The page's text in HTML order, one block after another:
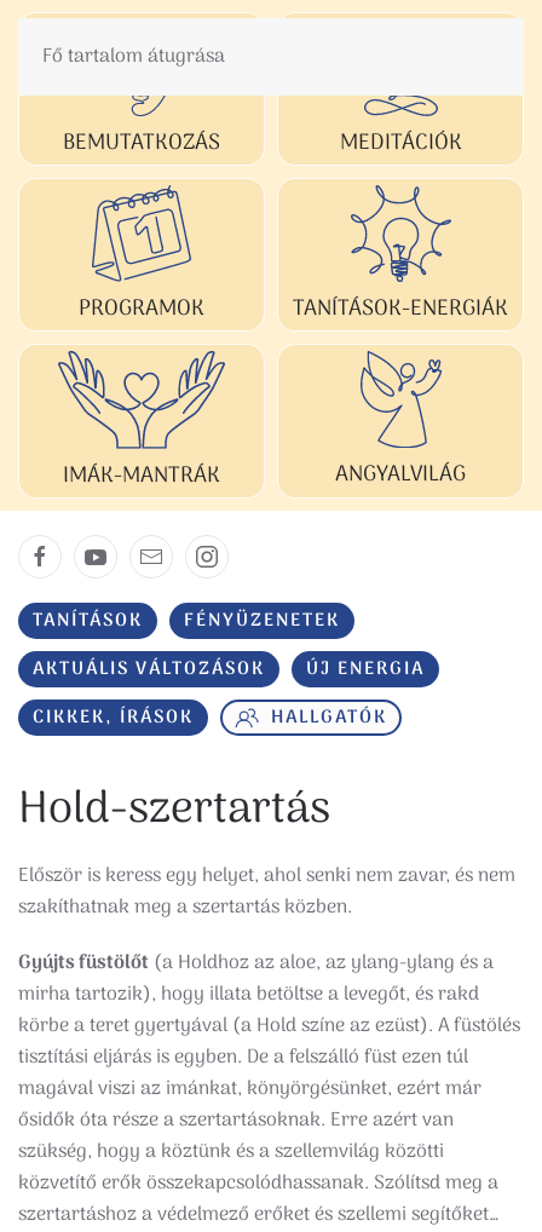
Fő tartalom átugrása
BEMUTATKOZÁS MEDITÁCIÓK
PROGRAMOK TANÍTÁSOK-ENERGIÁK
IMÁK-MANTRÁK ANGYALVILÁG
TANÍTÁSOK
FÉNYÜZENETEK
AKTUÁLIS VÁLTOZÁSOK
ÚJ ENERGIA
CIKKEK, ÍRÁSOK
HALLGATÓK
Hold-szertartás
Először is keress egy helyet, ahol senki nem zavar, és nem
szakíthatnak meg a szertartás közben.
Gyújts füstölőt(a Holdhoz az aloe, az ylang-ylang és a
mirha tartozik), hogy illata betöltse a levegőt, és rakd
körbe a teret gyertyával (a Hold színe az ezüst). A füstölés
tisztítási eljárás is egyben. De a felszálló füst ezen túl
magával viszi az imánkat, könyörgésünket, ezért már
ősidők óta része a szertartásoknak. Erre azért van
szükség, hogy a köztünk és a szellemvilág közötti
közvetítő erők összekapcsolódhassanak. Szólítsd meg a
szertartáshoz a védelmező erőket és szellemi segítőket…